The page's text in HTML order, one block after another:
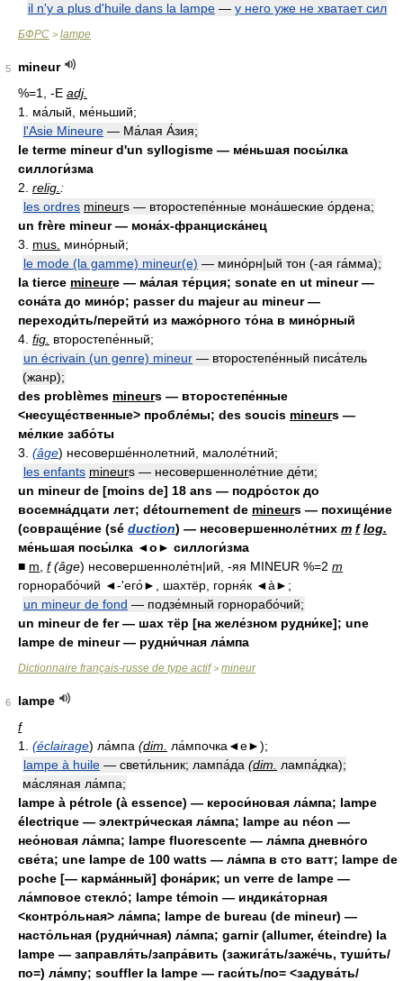
il n'y a plus d'huile dans la lampe — у него уже не хватает сил
БФРС > lampe
5
mineur
%=1, -E adj.
1. ма́лый, ме́ньший;
l'Asie Mineure — Ма́лая А́зия;
le terme mineur d'un syllogisme — ме́ньшая посы́лка
силлоги́зма
2. relig. :
les ordres mineurs — второстепе́нные мона́шеские о́рдена;
un frère mineur — мона́х-франциска́нец
3. mus. мино́рный;
le mode (la gamme) mineur(e) — мино́рн|ый тон (-ая га́мма);
la tierce mineure — ма́лая те́рция; sonate en ut mineur —
сона́та до мино́р; passer du majeur au mineur —
переходи́ть/перейти́ из мажо́рного то́на в мино́рный
4. fig. второстепе́нный;
un écrivain (un genre) mineur — второстепе́нный писа́тель
(жанр);
des problèmes mineurs — второстепе́нные
<несуще́ственные> пробле́мы; des soucis mineurs —
ме́лкие забо́ты
3. (âge) несоверше́ннолетний, малоле́тний;
les enfants mineurs — несовершенноле́тние де́ти;
un mineur de [moins de] 18 ans — подро́сток до
восемна́дцати лет; détournement de mineurs — похище́ние
(совраще́ние (sé duction) — несовершенноле́тних m f log.
ме́ньшая посы́лка ◄о► силлоги́зма
■ m f(âge) несовершенноле́тн|ий, -яя MINEUR %=2 m
горнорабо́чий ◄-'его́►, шахтёр, горня́к ◄à►;
un mineur de fond — подзе́мный горнорабо́чий;
un mineur de fer — шах тёр [на желе́зном рудни́ке]; une
lampe de mineur — рудни́чная ла́мпа
Dictionnaire français-russe de type actif> mineur
6
lampe
f
1. (éclairage) ла́мпа (dim.
ла́мпочка◄е►);
lampe à huile — свети́льник; лампа́да (dim.
лампа́дка);
ма́сляная ла́мпа;
lampe à pétrole (à essence) — кероси́новая ла́мпа; lampe
électrique — электри́ческая ла́мпа; lampe au néon —
нео́новая ла́мпа; lampe fluorescente — ла́мпа дневно́го
све́та; une lampe de 100 watts — ла́мпа в сто ватт; lampe de
poche [— карма́нный] фона́рик; un verre de lampe —
ла́мповое стекло́; lampe témoin — индика́торная
<контро́льная> ла́мпа; lampe de bureau (de mineur) —
насто́льная (рудни́чная) ла́мпа; garnir (allumer, éteindre) la
lampe — заправля́ть/запра́вить (зажига́ть/заже́чь, туши́ть/
по=) ла́мпу; souffler la lampe — гаси́ть/по= <задува́ть/